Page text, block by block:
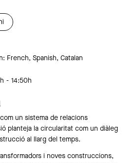
French, Spanish, Catalan
14:50h
un sistema de relacions
planteja la circularitat com un diàleg
al llarg del temps.
i noves construccions,